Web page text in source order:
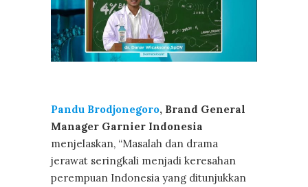
Pandu Brodjonegoro, Brand General
Manager Garnier Indonesia
menjelaskan, “Masalah dan drama
jerawat seringkali menjadi keresahan
perempuan Indonesia yang ditunjukkan